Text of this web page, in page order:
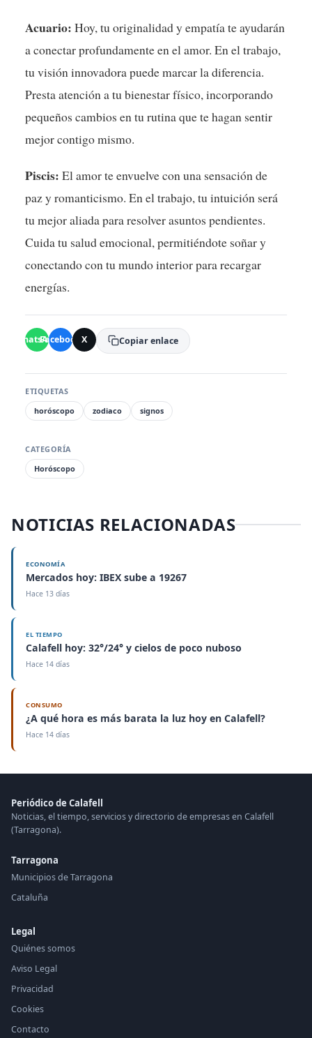
Acuario: Hoy, tu originalidad y empatía te ayudarán
a conectar profundamente en el amor. En el trabajo,
tu visión innovadora puede marcar la diferencia.
Presta atención a tu bienestar físico, incorporando
pequeños cambios en tu rutina que te hagan sentir
mejor contigo mismo.
Piscis: El amor te envuelve con una sensación de
paz y romanticismo. En el trabajo, tu intuición será
tu mejor aliada para resolver asuntos pendientes.
Cuida tu salud emocional, permitiéndote soñar y
conectando con tu mundo interior para recargar
energías.
WhatsApp
Facebook X Copiar enlace
ETIQUETAS
horóscopo
zodiaco signos
CATEGORÍA
Horóscopo
NOTICIAS RELACIONADAS
ECONOMÍA
Mercados hoy: IBEX sube a 19267
Hace 13 días
EL TIEMPO
Calafell hoy: 32°/24° y cielos de poco nuboso
Hace 14 días
CONSUMO
¿A qué hora es más barata la luz hoy en Calafell?
Hace 14 días
Periódico de Calafell
Noticias, el tiempo, servicios y directorio de empresas en Calafell
(Tarragona).
Tarragona
Municipios de Tarragona
Cataluña
Legal
Quiénes somos
Aviso Legal
Privacidad
Cookies
Contacto